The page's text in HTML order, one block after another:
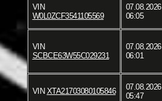
VIN
W0L0ZCF3541105569
07.08.2026
06:05
VIN
SCBCE63W55C029231
07.08.2026
06:01
VIN XTA21703080105846
07.08.2026
05:47